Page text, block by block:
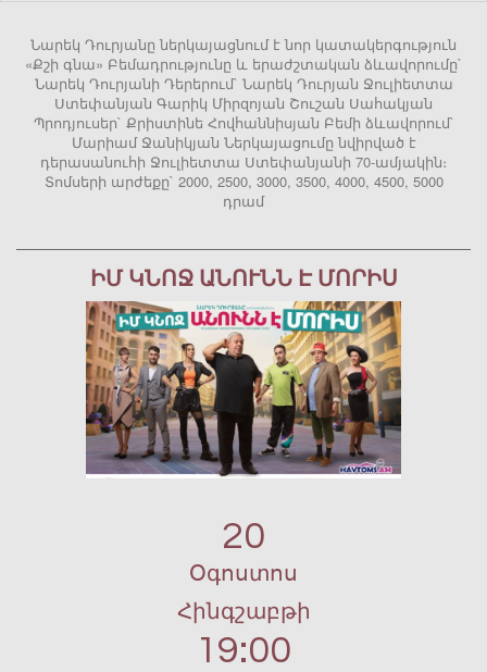
Նարեկ Դուրյանը ներկայացնում է նոր կատակերգություն
«Քշի գնա» Բեմադրությունը և երաժշտական ձևավորումը`
Նարեկ Դուրյանի Դերերում` Նարեկ Դուրյան Ջուլիետտա
Ստեփանյան Գարիկ Միրզոյան Շուշան Սահակյան
Պրոդյուսեր` Քրիստինե Հովհաննիսյան Բեմի ձևավորում`
Մարիամ Ջանիկյան Ներկայացումը նվիրված է
դերասանուհի Ջուլիետտա Ստեփանյանի 70-ամյակին։
Տոմսերի արժեքը` 2000, 2500, 3000, 3500, 4000, 4500, 5000
դրամ
ԻՄ ԿՆՈՋ ԱՆՈՒՆՆ Է ՄՈՐԻՍ
20
Օգոստոս
Հինգշաբթի
19:00